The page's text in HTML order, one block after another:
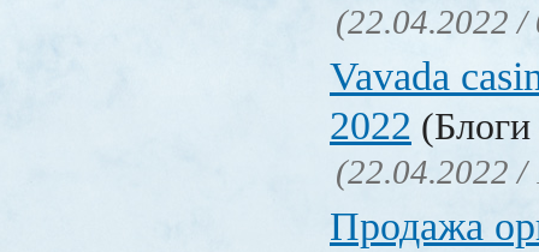
(22.04.2022 /
Vavada
2022
(22.04.2022 /
Продажа